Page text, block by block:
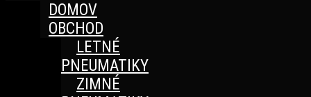
DOMOV
OBCHOD
LETNÉ
PNEUMATIKY
ZIMNÉ